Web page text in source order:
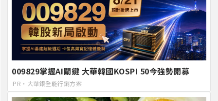
009829掌握AI關鍵 大華韓國KOSPI 50今強勢開募
PR・大華銀全能行銷方案